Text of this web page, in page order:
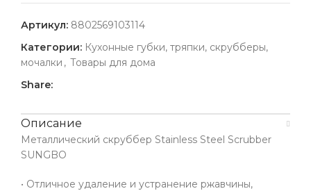
Артикул: 8802569103114
Категории: Кухонные губки, тряпки, скрубберы,
мочалки , Товары для дома
Share:
Описание
Металлический скруббер Stainless Steel Scrubber
SUNGBO
• Отличное удаление и устранение ржавчины,